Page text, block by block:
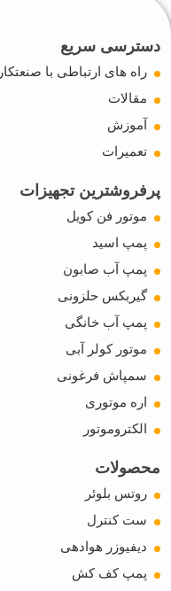
دسترسی سریع
راه های ارتباطی با صنعتکار
مقالات
آموزش
تعمیرات
پرفروشترین تجهیزات
موتور فن کویل
پمپ اسید
پمپ آب صابون
گیربکس حلزونی
پمپ آب خانگی
موتور کولر آبی
سمپاش فرغونی
اره موتوری
الکتروموتور
محصولات
روتس بلوئر
ست کنترل
دیفیوزر هوادهی
پمپ کف کش